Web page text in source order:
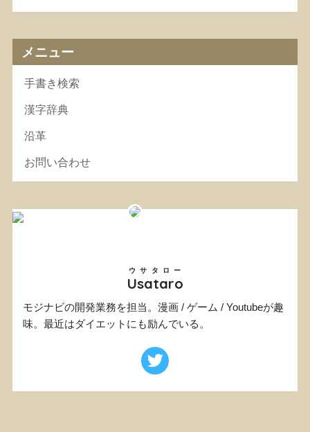
メニュー
手書き検索
漢字辞典
沿革
お問い合わせ
Usataro
ウサタロー
モジナビの開発業務を担当。漫画 / ゲーム / Youtubeが趣
味。最近はダイエットにも励んでいる。